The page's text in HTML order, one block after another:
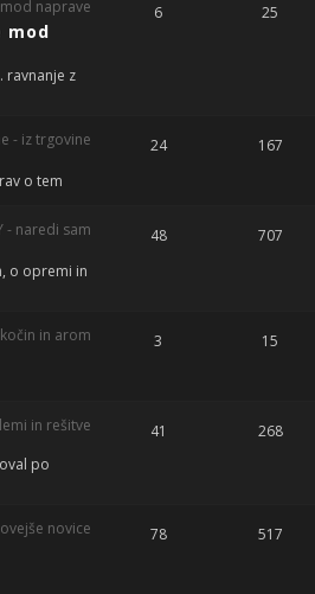
mod
ravnanje z
6 25
o tem
24 167
o opremi in
48 707
3 15
po
41 268
78 517